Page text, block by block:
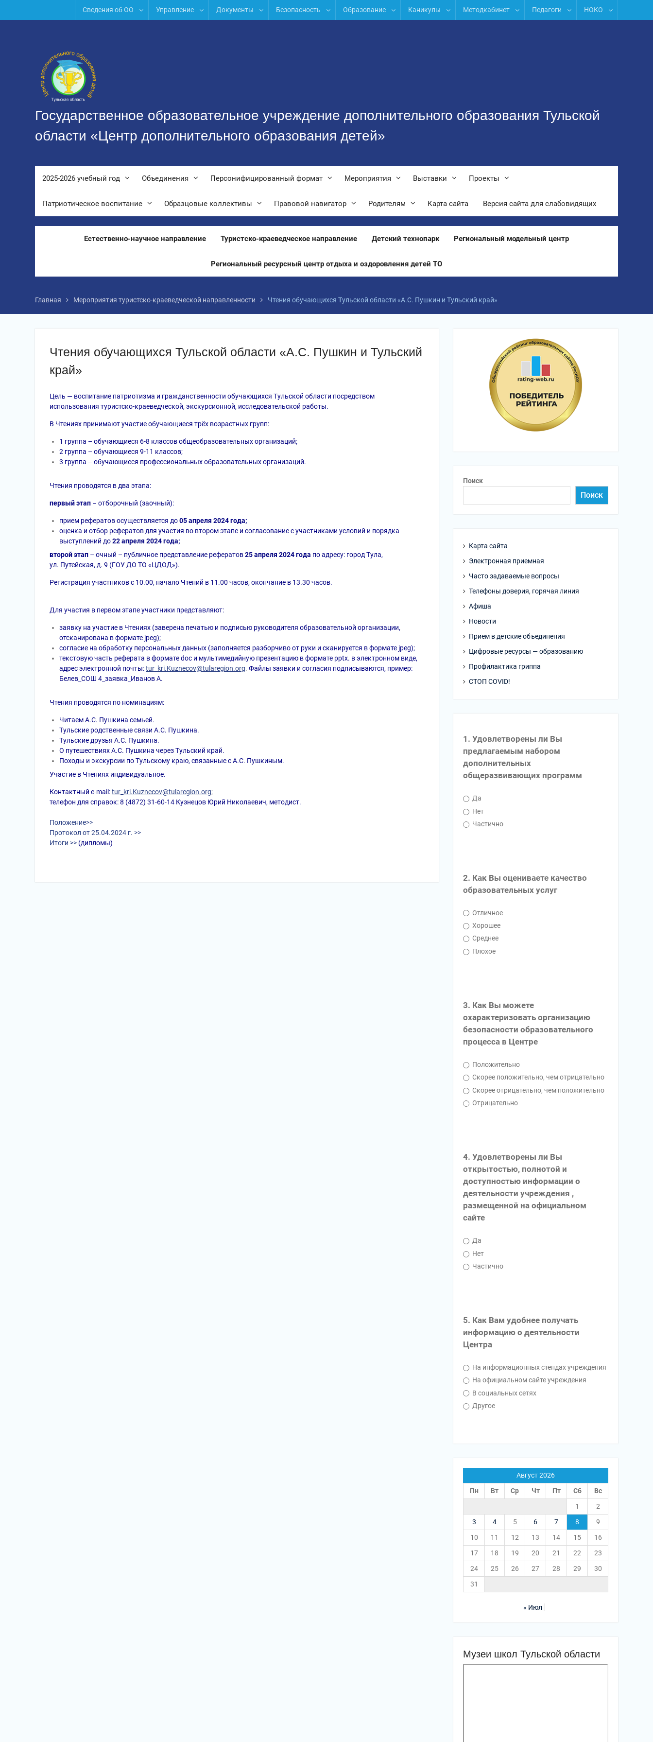
Сведения об ОО Управление Документы Безопасность Образование Каникулы Методкабинет Педагоги НОКО
Государственное образовательное учреждение дополнительного образования Тульской
области «Центр дополнительного образования детей»
2025-2026 учебный год Объединения Персонифицированный формат Мероприятия Выставки Проекты
Патриотическое воспитание Образцовые коллективы Правовой навигатор Родителям Карта сайта Версия сайта для слабовидящих
Естественно-научное направление Туристско-краеведческое направление Детский технопарк Региональный модельный центр
Региональный ресурсный центр отдыха и оздоровления детей ТО
Главная Мероприятия туристско-краеведческой направленности Чтения обучающихся Тульской области «А.С. Пушкин и Тульский край»
Чтения обучающихся Тульской области «А.С. Пушкин и Тульский
край»
Цель — воспитание патриотизма и гражданственности обучающихся Тульской области посредством
использования туристско-краеведческой, экскурсионной, исследовательской работы.
В Чтениях принимают участие обучающиеся трёх возрастных групп:
1 группа – обучающиеся 6-8 классов общеобразовательных организаций;
2 группа – обучающиеся 9-11 классов;
3 группа – обучающиеся профессиональных образовательных организаций.
Чтения проводятся в два этапа:
первый этап – отборочный (заочный):
прием рефератов осуществляется до05 апреля 2024 года;
оценка и отбор рефератов для участия во втором этапе и согласование с участниками условий и порядка
выступлений до22 апреля 2024 года;
второй этап – очный – публичное представление рефератов25 апреля 2024 года по адресу: город Тула,
ул. Путейская, д. 9 (ГОУ ДО ТО «ЦДОД»).
Регистрация участников с 10.00, начало Чтений в 11.00 часов, окончание в 13.30 часов.
Для участия в первом этапе участники представляют:
заявку на участие в Чтениях (заверена печатью и подписью руководителя образовательной организации,
отсканирована в формате jpeg);
согласие на обработку персональных данных (заполняется разборчиво от руки и сканируется в формате jpeg);
текстовую часть реферата в формате doc и мультимедийную презентацию в формате pptx. в электронном виде,
адрес электронной почты:tur kri.Kuznecov@tularegion.org. Файлы заявки и согласия подписываются, пример:
Белев_СОШ 4_заявка_Иванов А.
Чтения проводятся по номинациям:
Читаем А.С. Пушкина семьей.
Тульские родственные связи А.С. Пушкина.
Тульские друзья А.С. Пушкина.
О путешествиях А.С. Пушкина через Тульский край.
Походы и экскурсии по Тульскому краю, связанные с А.С. Пушкиным.
Участие в Чтениях индивидуальное.
Контактный e-mail:tur kri.Kuznecov@tularegion.org;
телефон для справок: 8 (4872) 31-60-14 Кузнецов Юрий Николаевич, методист.
Положение>>
Протокол от 25.04.2024 г. >>
Итоги >> (дипломы)
Поиск
Поиск
Карта сайта
Электронная приемная
Часто задаваемые вопросы
Телефоны доверия, горячая линия
Афиша
Новости
Прием в детские объединения
Цифровые ресурсы — образованию
Профилактика гриппа
СТОП COVID!
1. Удовлетворены ли Вы
предлагаемым набором
дополнительных
общеразвивающих программ
Да
Нет
Частично
2. Как Вы оцениваете качество
образовательных услуг
Отличное
Хорошее
Среднее
Плохое
3. Как Вы можете
охарактеризовать организацию
безопасности образовательного
процесса в Центре
Положительно
Скорее положительно, чем отрицательно
Скорее отрицательно, чем положительно
Отрицательно
4. Удовлетворены ли Вы
открытостью, полнотой и
доступностью информации о
деятельности учреждения ,
размещенной на официальном
сайте
Да
Нет
Частично
5. Как Вам удобнее получать
информацию о деятельности
Центра
На информационных стендах учреждения
На официальном сайте учреждения
В социальных сетях
Другое
Август 2026
Пн
Вт Ср Чт Пт Сб
Вс
1
2
3
4 5 6 7 8
9
10
11 12 13 14 15
16
17
18 19 20 21 22
23
24
25 26 27 28 29
30
31
« Июл
Музеи школ Тульской области